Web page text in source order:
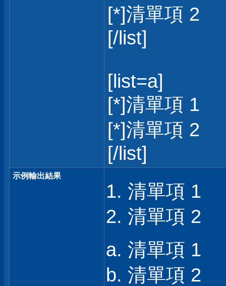
[*]清單項 2
[/list]
[list=a]
[*]清單項 1
[*]清單項 2
[/list]
示例輸出結果
清單項 1
清單項 2
清單項 1
清單項 2